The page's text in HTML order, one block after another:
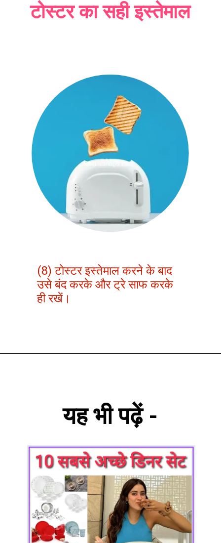
टोस्टर का सही इस्तेमाल
(8) टोस्टर इस्तेमाल करने के बाद
उसे बंद करके और ट्रे साफ करके
ही रखें।
यह भी पढ़ें -